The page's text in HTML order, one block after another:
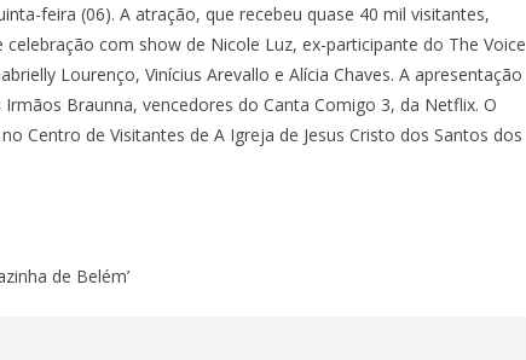
feira (06). A atração, que recebeu quase 40 mil visitantes,
com show de Nicole Luz, ex-participante do The Voice
Lourenço, Vinícius Arevallo e Alícia Chaves. A apresentação
Braunna, vencedores do Canta Comigo 3, da Netflix. O
Centro de Visitantes de A Igreja de Jesus Cristo dos Santos dos
de Belém’